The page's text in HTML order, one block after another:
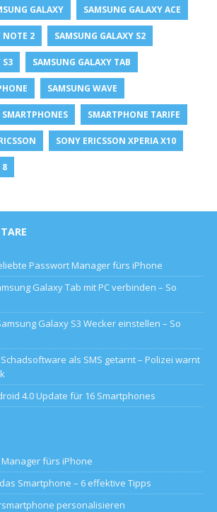
GALAXY SAMSUNG GALAXY ACE
NOTE 2 SAMSUNG GALAXY S2
S3 SAMSUNG GALAXY TAB
SAMSUNG WAVE
SMARTPHONES SMARTPHONE TARIFE
SONY ERICSSON XPERIA X10
8
Passwort Manager fürs iPhone
Galaxy Tab mit PC verbinden – So
Galaxy S3 Wecker einstellen – So
Schadsoftware als SMS getarnt – Polizei warnt
4.0 Update für 16 Smartphones
fürs iPhone
Smartphone – 6 effektive Tipps
personalisieren